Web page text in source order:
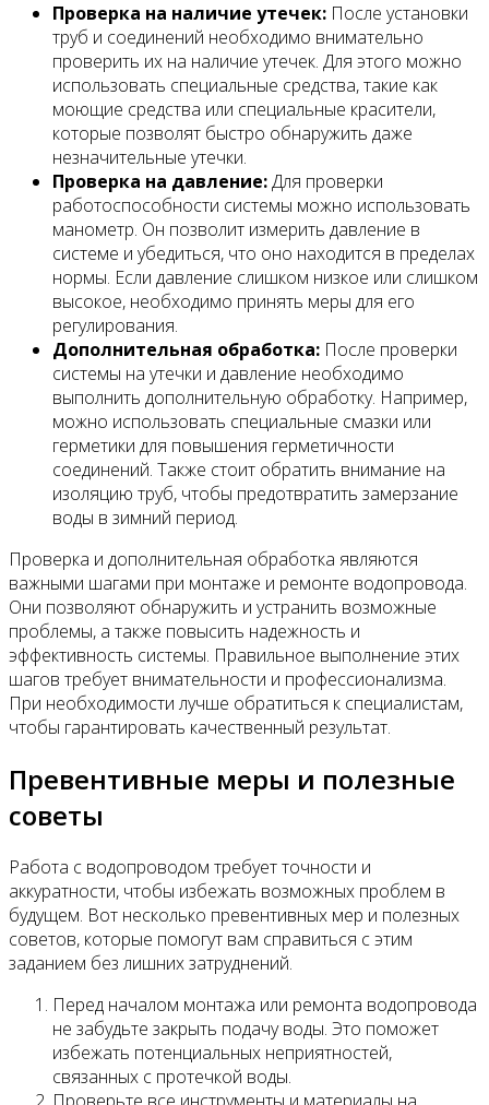
Проверка на наличие утечек: После установки
труб и соединений необходимо внимательно
проверить их на наличие утечек. Для этого можно
использовать специальные средства, такие как
моющие средства или специальные красители,
которые позволят быстро обнаружить даже
незначительные утечки.
Проверка на давление:Для проверки
работоспособности системы можно использовать
манометр. Он позволит измерить давление в
системе и убедиться, что оно находится в пределах
нормы. Если давление слишком низкое или слишком
высокое, необходимо принять меры для его
регулирования.
Дополнительная обработка: После проверки
системы на утечки и давление необходимо
выполнить дополнительную обработку. Например,
можно использовать специальные смазки или
герметики для повышения герметичности
соединений. Также стоит обратить внимание на
изоляцию труб, чтобы предотвратить замерзание
воды в зимний период.
Проверка и дополнительная обработка являются
важными шагами при монтаже и ремонте водопровода.
Они позволяют обнаружить и устранить возможные
проблемы, а также повысить надежность и
эффективность системы. Правильное выполнение этих
шагов требует внимательности и профессионализма.
При необходимости лучше обратиться к специалистам,
чтобы гарантировать качественный результат.
Превентивные меры и полезные
советы
Работа с водопроводом требует точности и
аккуратности, чтобы избежать возможных проблем в
будущем. Вот несколько превентивных мер и полезных
советов, которые помогут вам справиться с этим
заданием без лишних затруднений.
Перед началом монтажа или ремонта водопровода
не забудьте закрыть подачу воды. Это поможет
избежать потенциальных неприятностей,
связанных с протечкой воды.